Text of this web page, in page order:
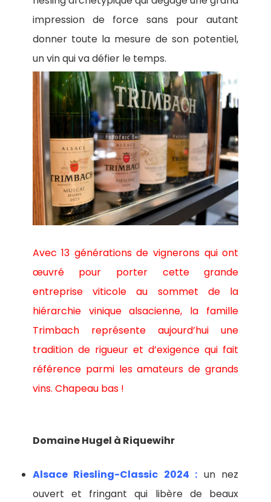
impression de force sans pour autant
donner toute la mesure de son potentiel,
un vin qui va défier le temps.
Avec 13 générations de vignerons qui ont
œuvré pour porter cette grande
entreprise viticole au sommet de la
hiérarchie vinique alsacienne, la famille
Trimbach représente aujourd’hui une
tradition de rigueur et d’exigence qui fait
référence parmi les amateurs de grands
vins. Chapeau bas !
Domaine Hugel à Riquewihr
Alsace Riesling-Classic 2024 : un nez
ouvert et fringant qui libère de beaux